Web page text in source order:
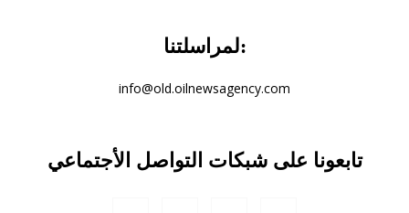
لمراسلتنا:
info@old.oilnewsagency.com
تابعونا على شبكات التواصل الأجتماعي